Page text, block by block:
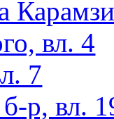
вл. 4
7
р, вл.